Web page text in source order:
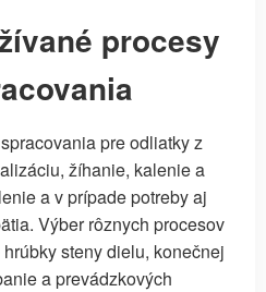
procesy
pre odliatky z
žíhanie, kalenie a
a v prípade potreby aj
Výber rôznych procesov
steny dielu, konečnej
a prevádzkových